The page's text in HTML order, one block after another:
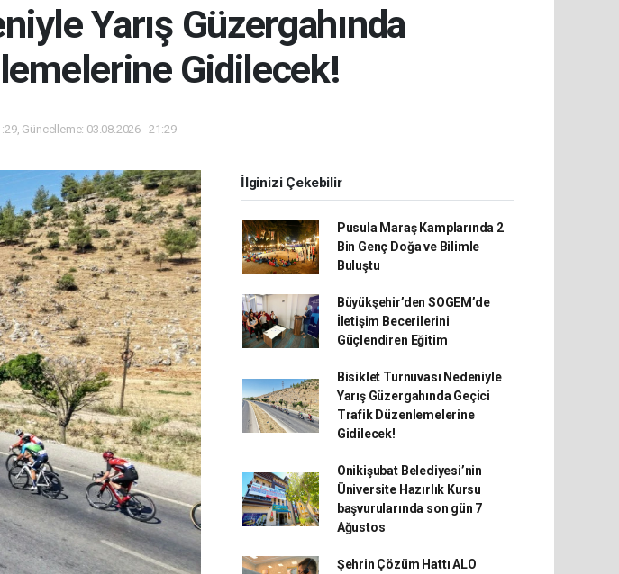
Yarış Güzergahında
Gidilecek!
Güncelleme: 03.08.2026 - 21:29
İlginizi Çekebilir
Pusula Maraş Kamplarında 2
Bin Genç Doğa ve Bilimle
Buluştu
Büyükşehir’den SOGEM’de
İletişim Becerilerini
Güçlendiren Eğitim
Bisiklet Turnuvası Nedeniyle
Yarış Güzergahında Geçici
Trafik Düzenlemelerine
Gidilecek!
Onikişubat Belediyesi’nin
Üniversite Hazırlık Kursu
başvurularında son gün 7
Ağustos
Şehrin Çözüm Hattı ALO